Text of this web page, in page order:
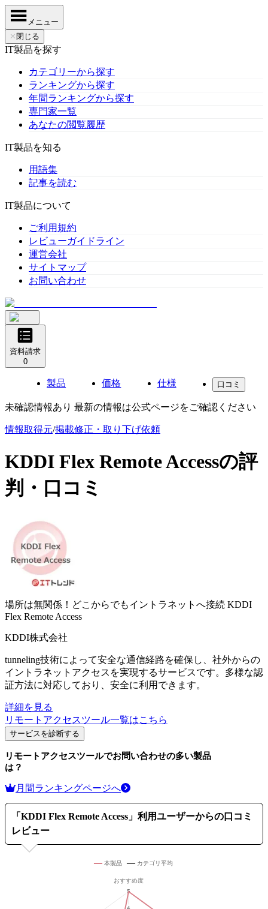
メニュー
✕ 閉じる
IT製品を探す
カテゴリーから探す
ランキングから探す
年間ランキングから探す
専門家一覧
あなたの閲覧履歴
IT製品を知る
用語集
記事を読む
IT製品について
ご利用規約
レビューガイドライン
運営会社
サイトマップ
お問い合わせ
資料請求
0
製品 価格 仕様 口コミ
未確認情報あり 最新の情報は公式ページをご確認ください
情報取得元/掲載修正・取り下げ依頼
KDDI Flex Remote Accessの評
判・口コミ
場所は無関係！どこからでもイントラネットへ接続 KDDI
Flex Remote Access
KDDI株式会社
tunneling技術によって安全な通信経路を確保し、社外からの
イントラネットアクセスを実現するサービスです。多様な認
証方法に対応しており、安全に利用できます。
詳細を見る
リモートアクセスツール一覧はこちら
サービスを診断する
リモートアクセスツールでお問い合わせの多い製品
は？
月間ランキングページへ
「 KDDI Flex Remote Access 」利用ユーザーからの口コミ
レビュー